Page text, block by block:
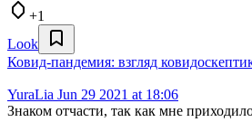
+1
Look
Ковид-пандемия: взгляд
YuraLia Jun 29 2021 at 18:06
Знаком отчасти, так как мне